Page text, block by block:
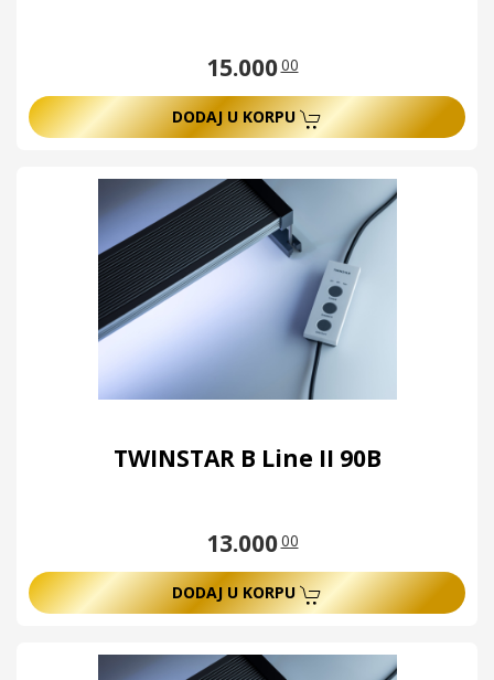
15.00000
DODAJ U KORPU
TWINSTAR B Line II 90B
13.00000
DODAJ U KORPU